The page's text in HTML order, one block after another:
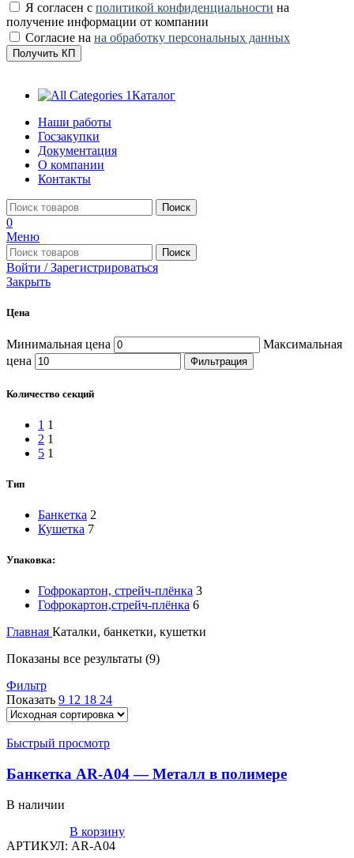
Я согласен с политикой конфиденциальности на
получение информации от компании
Согласие на на обработку персональных данных
Получить КП
Каталог
Наши работы
Госзакупки
Документация
О компании
Контакты
Поиск
0
Меню
Поиск
Войти / Зарегистрироваться
Закрыть
Цена
Минимальная цена
Максимальная
цена
Фильтрация
Количество секций
1 1
2 1
5 1
Тип
Банкетка 2
Кушетка 7
Упаковка:
Гофрокартон, стрейч-плёнка 3
Гофрокартон,стрейч-плёнка 6
Главная Каталки, банкетки, кушетки
Показаны все результаты (9)
Фильтр
Показать 9 12 18 24
Быстрый просмотр
Банкетка AR-A04 — Металл в полимере
В наличии
В корзину
АРТИКУЛ: AR-A04